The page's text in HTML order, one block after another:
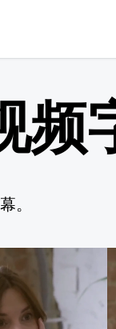
频
。